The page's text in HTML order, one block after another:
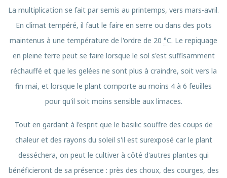
La multiplication se fait par semis au printemps, vers mars-avril.
En climat tempéré, il faut le faire en serre ou dans des pots
maintenus à une température de l'ordre de 20 °C. Le repiquage
en pleine terre peut se faire lorsque le sol s'est suffisamment
réchauffé et que les gelées ne sont plus à craindre, soit vers la
fin mai, et lorsque le plant comporte au moins 4 à 6 feuilles
pour qu'il soit moins sensible aux limaces.
Tout en gardant à l'esprit que le basilic souffre des coups de
chaleur et des rayons du soleil s'il est surexposé car le plant
desséchera, on peut le cultiver à côté d'autres plantes qui
bénéficieront de sa présence : près des choux, des courges, des